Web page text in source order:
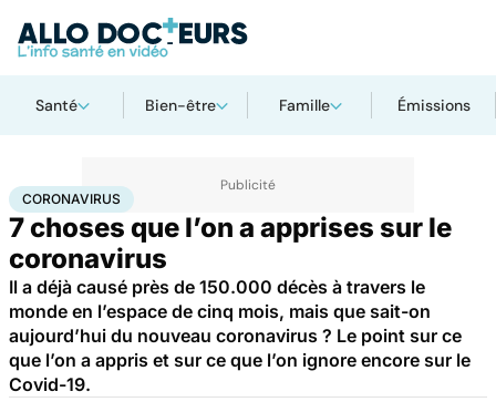
Santé Bien-être Famille Émissions
AccueilSantéMaladies Coronavirus
CORONAVIRUS
7 choses que l’on a apprises sur le
coronavirus
Il a déjà causé près de 150.000 décès à travers le
monde en l’espace de cinq mois, mais que sait-on
aujourd’hui du nouveau coronavirus ? Le point sur ce
que l’on a appris et sur ce que l’on ignore encore sur le
Covid-19.